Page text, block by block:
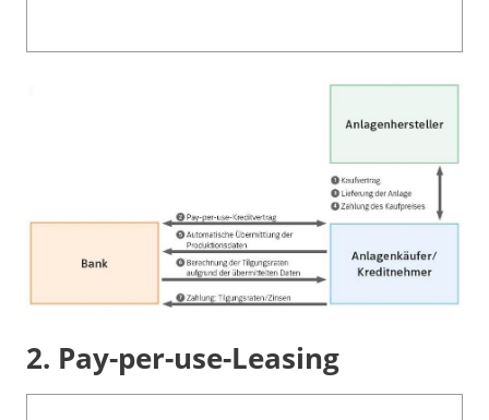
2. Pay-per-use-Leasing